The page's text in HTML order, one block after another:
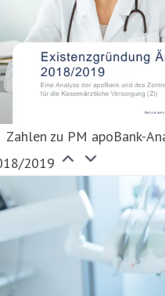
Zahlen zu PM apoBank-
2019